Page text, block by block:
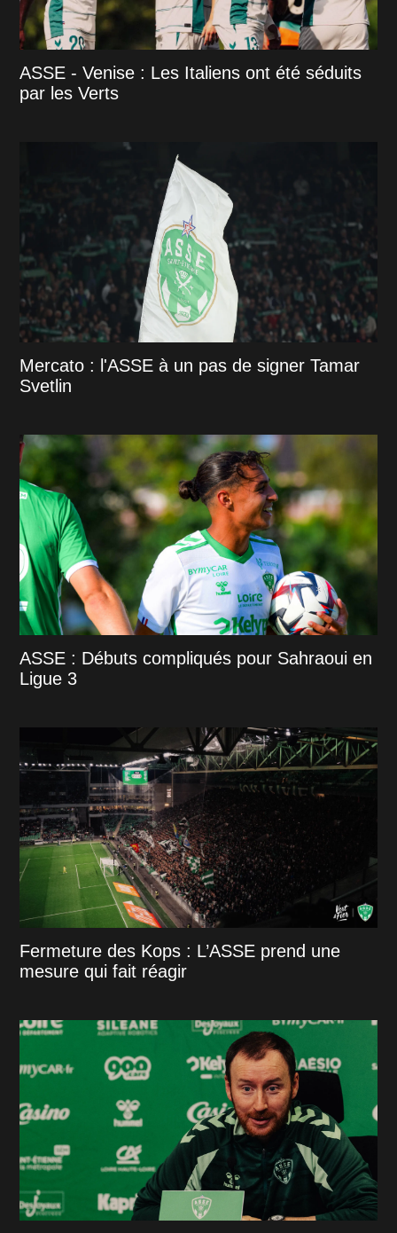
ASSE - Venise : Les Italiens ont été séduits
par les Verts
Mercato : l'ASSE à un pas de signer Tamar
Svetlin
ASSE : Débuts compliqués pour Sahraoui en
Ligue 3
Fermeture des Kops : L’ASSE prend une
mesure qui fait réagir